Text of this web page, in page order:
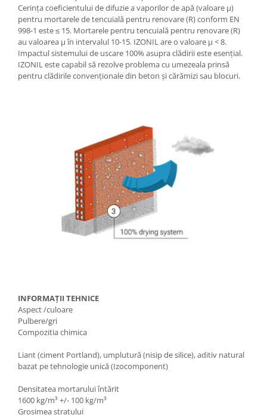
Cerința coeficientului de difuzie a vaporilor de apă (valoare µ)
pentru mortarele de tencuială pentru renovare (R) conform EN
998-1 este ≤ 15. Mortarele pentru tencuială pentru renovare (R)
au valoarea µ în intervalul 10-15. IZONIL are o valoare µ < 8.
Impactul sistemului de uscare 100% asupra clădirii este esențial.
IZONIL este capabil să rezolve problema cu umezeala prinsă
pentru clădirile convenționale din beton și cărămizi sau blocuri.
INFORMAȚII TEHNICE
Aspect /culoare
Pulbere/gri
Compozitia chimica
Liant (ciment Portland), umplutură (nisip de silice), aditiv natural
bazat pe tehnologie unică (Izocomponent)
Densitatea mortarului întărit
1600 kg/m³ +/- 100 kg/m³
Grosimea stratului